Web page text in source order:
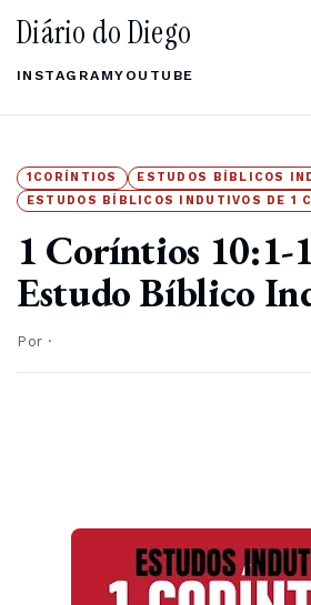
Diário do Diego
INSTAGRAMYOUTUBE
1CORÍNTIOS
ESTUDOS BÍBLICOS
ESTUDOS BÍBLICOS INDUTIVOS DE 1
1 Coríntios 10:1-
Estudo Bíblico
Por ·